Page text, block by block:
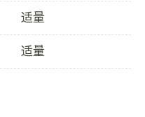
适量
适量